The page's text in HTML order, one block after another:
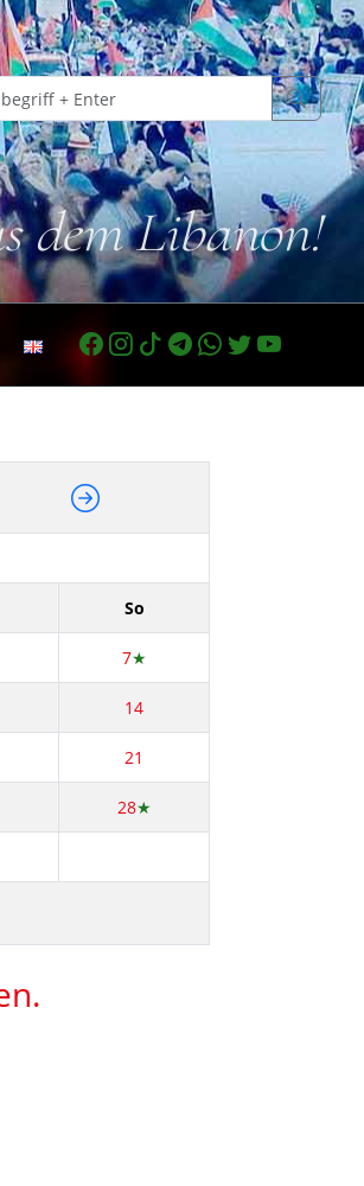
dem Libanon!
So
7★
14
21
28★